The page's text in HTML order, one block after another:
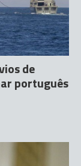
de
português